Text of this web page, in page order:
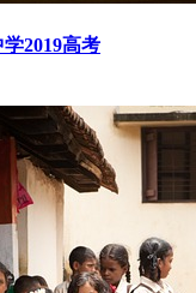
2019高考